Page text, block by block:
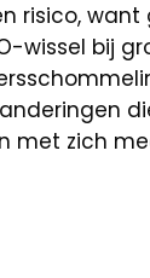
risico, want
wissel bij
met zich